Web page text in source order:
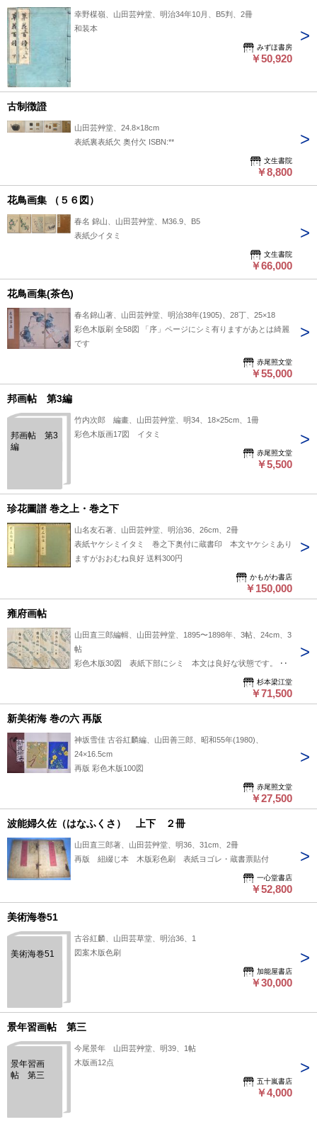
幸野楳嶺、山田芸艸堂、明治34年10月、B5判、2冊
和装本
みずほ書房
￥50,920
古制徴證
山田芸艸堂、24.8×18cm
表紙裏表紙欠 奥付欠 ISBN:**
文生書院
￥8,800
花鳥画集 （５６図）
春名 錦山、山田芸艸堂、M36.9、B5
表紙少イタミ
文生書院
￥66,000
花鳥画集(茶色)
春名錦山著、山田芸艸堂、明治38年(1905)、28丁、25×18
彩色木版刷 全58図 「序」ページにシミ有りますがあとは綺麗
です
赤尾照文堂
￥55,000
邦画帖 第3編
邦画帖 第3
編
竹内次郎 編畫、山田芸艸堂、明34、18×25cm、1冊
彩色木版画17図 イタミ
赤尾照文堂
￥5,500
珍花圖譜 巻之上・巻之下
山名友石著、山田芸艸堂、明治36、26cm、2冊
表紙ヤケシミイタミ 巻之下奥付に蔵書印 本文ヤケシミあり
ますがおおむね良好 送料300円
かもがわ書店
￥150,000
雍府画帖
山田直三郎編輯、山田芸艸堂、1895〜1898年、3帖、24cm、3
帖
彩色木版30図 表紙下部にシミ 本文は良好な状態です。 帙
杉本梁江堂
￥71,500
新美術海 巻の六 再版
神坂雪佳 古谷紅麟編、山田善三郎、昭和55年(1980)、
24×16.5cm
再版 彩色木版100図
赤尾照文堂
￥27,500
波能婦久佐（はなふくさ） 上下 ２冊
山田直三郎著、山田芸艸堂、明36、31cm、2冊
再版 紐綴じ本 木版彩色刷 表紙ヨゴレ・蔵書票貼付
一心堂書店
￥52,800
美術海巻51
美術海巻51
古谷紅麟、山田芸草堂、明治36、1
図案木版色刷
加能屋書店
￥30,000
景年習画帖 第三
景年習画
帖 第三
今尾景年 山田芸艸堂、明39、1帖
木版画12点
五十嵐書店
￥4,000